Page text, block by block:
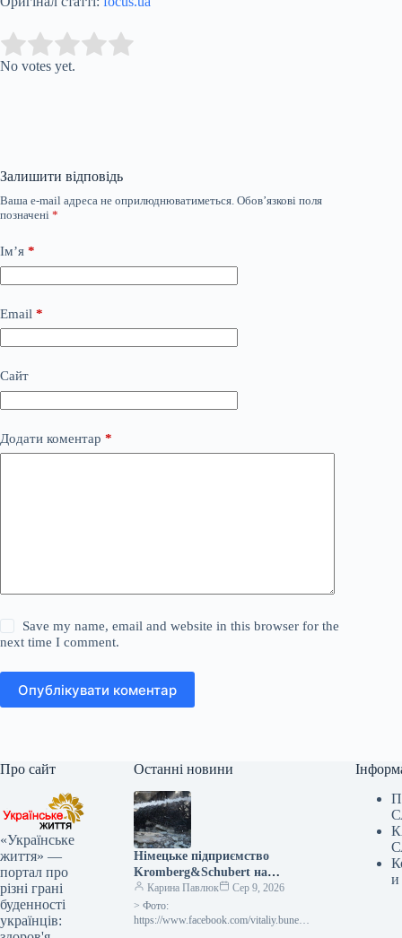
Rate this item:
No votes yet.
Залишити відповідь
Ваша e-mail адреса не оприлюднюватиметься. Обов’язкові поля
позначені *
Ім’я *
Email *
Сайт
Додати коментар *
Save my name, email and website in this browser for the
next time I comment.
Опублікувати коментар
Про сайт
«Українське
життя» —
портал про
різні грані
буденності
українців:
Останні новини
Німецьке підприємство
Kromberg&Schubert на
Житомирщині припинило
діяльність через обстріл
Росією
Карина Павлюк
Сер 9, 2026
> Фото:
https://www.facebook.com/vitaliy.bunech
и